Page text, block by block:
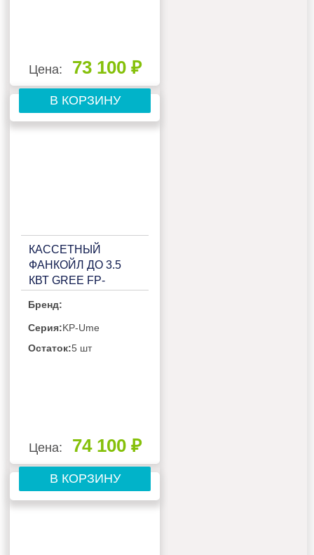
Цена: 73 100 ₽
В КОРЗИНУ
КАССЕТНЫЙ
ФАНКОЙЛ ДО 3.5
КВТ GREE FP-
Бренд:
Серия:KP-Ume
Остаток:5 шт
Цена: 74 100 ₽
В КОРЗИНУ